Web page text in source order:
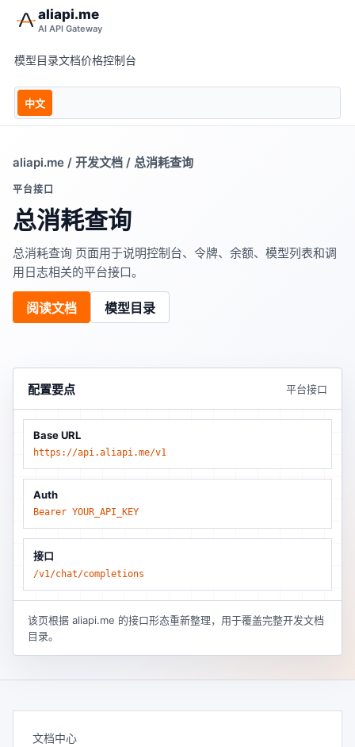
aliapi.me
AI API Gateway
模型目录文档价格控制台
中文
aliapi.me / 开发文档 / 总消耗查询
平台接口
总消耗查询
总消耗查询 页面用于说明控制台、令牌、余额、模型列表和调
用日志相关的平台接口。
阅读文档 模型目录
配置要点 平台接口
Base URL
https://api.aliapi.me/v1
Auth
Bearer YOUR_API_KEY
接口
/v1/chat/completions
该页根据 aliapi.me 的接口形态重新整理，用于覆盖完整开发文档
目录。
文档中心